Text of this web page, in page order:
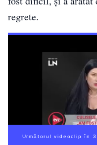
regrete.
Următorul videoclip în 2